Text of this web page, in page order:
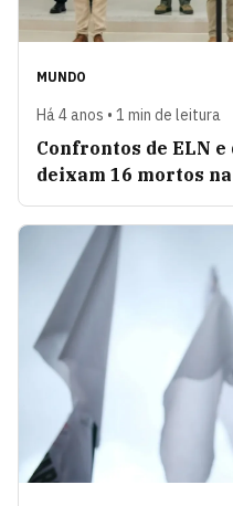
MUNDO
Há 4 anos • 1 min de leitura
Confrontos de ELN
deixam 16 mortos